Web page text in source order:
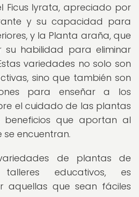
Ficus lyrata, apreciado por
y su capacidad para
y la Planta araña, que
su habilidad para eliminar
variedades no solo son
sino que también son
para enseñar a los
el cuidado de las plantas
que aportan al
se encuentran.
de plantas de
educativos, es
aquellas que sean fáciles